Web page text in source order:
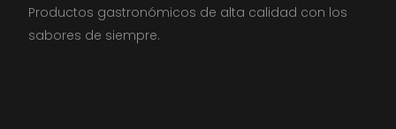
Productos gastronómicos de alta calidad con los
sabores de siempre.